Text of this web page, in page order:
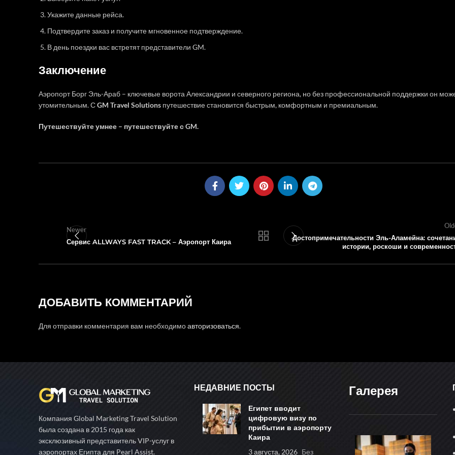
Укажите данные рейса.
Подтвердите заказ и получите мгновенное подтверждение.
В день поездки вас встретят представители GM.
Заключение
Аэропорт Борг Эль-Араб – ключевые ворота Александрии и северного региона, но без профессиональной поддержки он
утомительным. СGM Travel Solutions путешествие становится быстрым, комфортным и премиальным.
Путешествуйте умнее – путешествуйте с GM.
Newer
Сервис ALLWAYS FAST TRACK – Аэропорт Каира
Достопримечательности Эль-Аламейна:
истории, роскоши и
ДОБАВИТЬ КОММЕНТАРИЙ
Для отправки комментария вам необходимоавторизоваться.
Компания Global Marketing Travel Solution
была создана в 2015 года как
эксклюзивный представитель VIP-услуг в
аэропортах Египта для Pearl Assist.
НЕДАВНИЕ ПОСТЫ
Египет вводит
цифровую визу по
прибытии в аэропорту
Каира
3 августа, 2026 Без
Галерея